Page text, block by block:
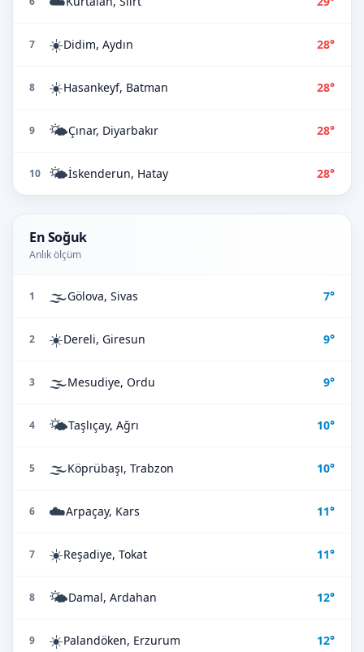
7 ☀️Didim, Aydın 28°
8 ☀️Hasankeyf, Batman 28°
9 🌤️Çınar, Diyarbakır 28°
10 🌤️İskenderun, Hatay 28°
En Soğuk
Anlık ölçüm
1 🌫️Gölova, Sivas 7°
2 ☀️Dereli, Giresun 9°
3 🌫️Mesudiye, Ordu 9°
4 🌤️Taşlıçay, Ağrı 10°
5 🌫️Köprübaşı, Trabzon 10°
6 ☁️Arpaçay, Kars 11°
7 ☀️Reşadiye, Tokat 11°
8 🌤️Damal, Ardahan 12°
9 ☀️Palandöken, Erzurum 12°